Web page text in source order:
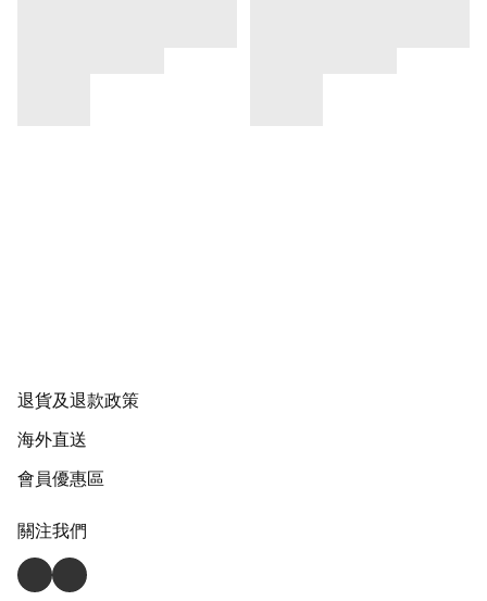
退貨及退款政策
海外直送
會員優惠區
關注我們